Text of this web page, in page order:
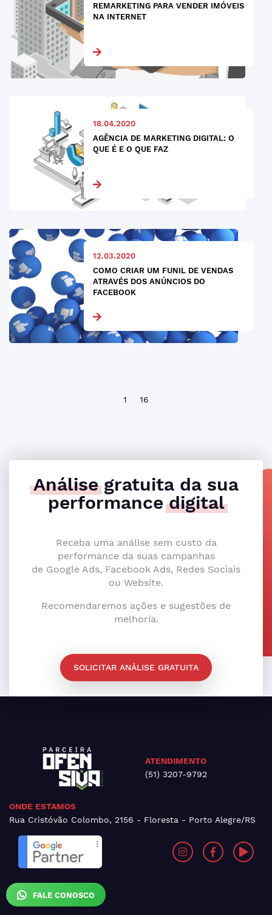
FALE CONOSCO
REMARKETING PARA VENDER IMÓVEIS
NA INTERNET
18.04.2020
AGÊNCIA DE MARKETING DIGITAL: O
QUE É E O QUE FAZ
12.03.2020
COMO CRIAR UM FUNIL DE VENDAS
ATRAVÉS DOS ANÚNCIOS DO
FACEBOOK
1 16
Análisegratuita da sua
performancedigital
Receba uma análise sem custo da
performance da suas campanhas
de Google Ads, Facebook Ads, Redes Sociais
ou Website.
Recomendaremos ações e sugestões de
melhoria.
SOLICITAR ANÁLISE GRATUITA
ATENDIMENTO
(51) 3207-9792
ONDE ESTAMOS
Rua Cristóvão Colombo, 2156 - Floresta - Porto Alegre/RS